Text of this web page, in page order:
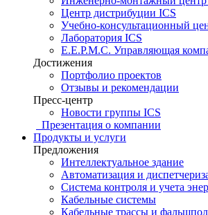
Центр дистрибуции ICS
Учебно-консультационный
Лаборатория ICS
E.E.P.M.C. Управляющая
Достижения
Портфолио проектов
Отзывы и рекомендации
Пресс-центр
Новости группы ICS
Презентация о компании
Продукты и услуги
Предложения
Интеллектуальное здание
Автоматизация и
Система контроля и учета
Кабельные системы
Кабельные трассы и